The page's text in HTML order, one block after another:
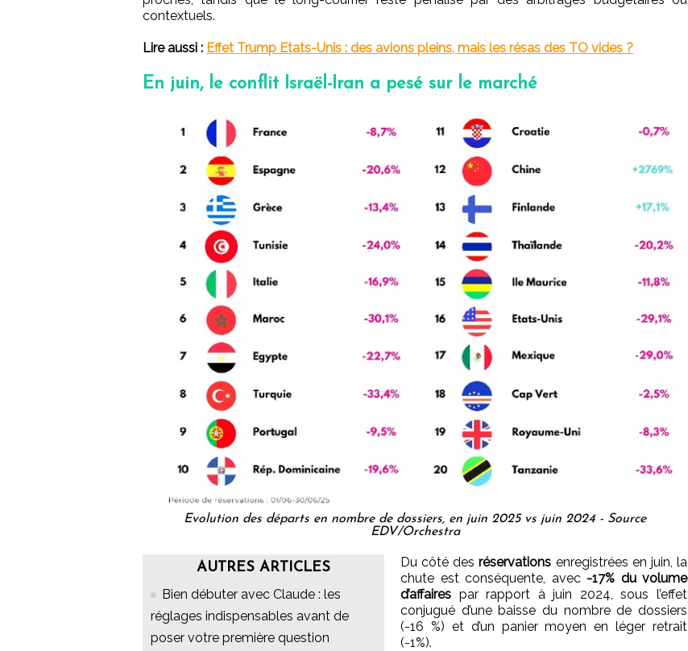
contextuels.
Lire aussi : Effet Trump Etats-Unis : des avions pleins, mais les résas des TO vides ?
En juin, le conflit Israël-Iran a pesé sur le marché
Evolution des départs en nombre de dossiers, en juin 2025 vs juin 2024 - Source
EDV/Orchestra
AUTRES ARTICLES
Bien débuter avec Claude : les
réglages indispensables avant de
poser votre première question
Du côté desréservations enregistrées en juin, la
chute est conséquente, avec -17% du volume
d’affaires par rapport à juin 2024, sous l’effet
conjugué d’une baisse du nombre de dossiers
(-16 %) et d’un panier moyen en léger retrait
(-1%).